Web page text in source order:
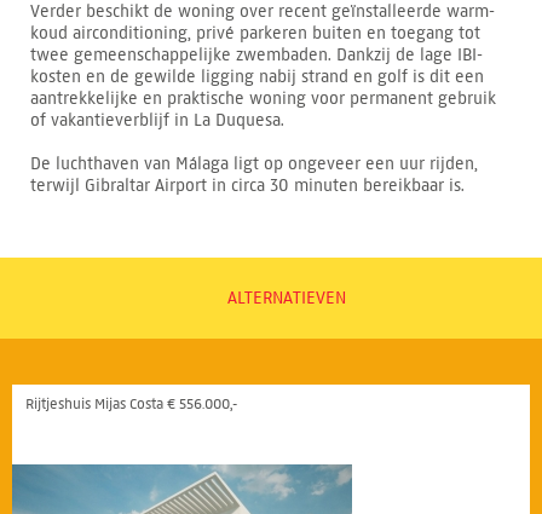
Verder beschikt de woning over recent geïnstalleerde warm-
koud airconditioning, privé parkeren buiten en toegang tot
twee gemeenschappelijke zwembaden. Dankzij de lage IBI-
kosten en de gewilde ligging nabij strand en golf is dit een
aantrekkelijke en praktische woning voor permanent gebruik
of vakantieverblijf in La Duquesa.
De luchthaven van Málaga ligt op ongeveer een uur rijden,
terwijl Gibraltar Airport in circa 30 minuten bereikbaar is.
ALTERNATIEVEN
Rijtjeshuis Mijas Costa € 556.000,-